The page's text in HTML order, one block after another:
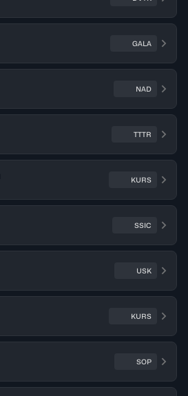
GALA
NAD
TTTR
KURS
SSIC
USK
KURS
SOP